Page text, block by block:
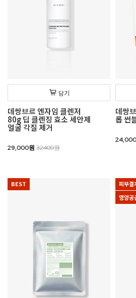
담기
데쌍브르 엔자임 클렌저
80g 딥 클렌징 효소 세안제
얼굴 각질 제거
29,000원 32400원
데쌍
롭 썬
BEST
피부결
영양공